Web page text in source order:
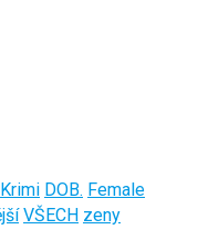
Krimi DOB. Female
VŠECH zeny